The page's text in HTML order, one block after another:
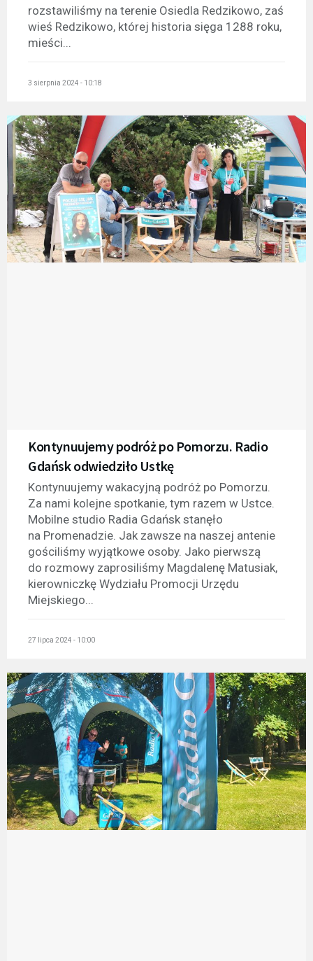
rozstawiliśmy na terenie Osiedla Redzikowo, zaś
wieś Redzikowo, której historia sięga 1288 roku,
mieści...
3 sierpnia 2024 - 10:18
Kontynuujemy podróż po Pomorzu. Radio
Gdańsk odwiedziło Ustkę
Kontynuujemy wakacyjną podróż po Pomorzu.
Za nami kolejne spotkanie, tym razem w Ustce.
Mobilne studio Radia Gdańsk stanęło
na Promenadzie. Jak zawsze na naszej antenie
gościliśmy wyjątkowe osoby. Jako pierwszą
do rozmowy zaprosiliśmy Magdalenę Matusiak,
kierowniczkę Wydziału Promocji Urzędu
Miejskiego...
27 lipca 2024 - 10:00